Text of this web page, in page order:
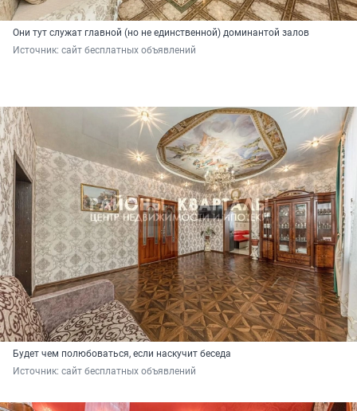
Они тут служат главной (но не единственной) доминантой залов
Источник: сайт бесплатных объявлений
Будет чем полюбоваться, если наскучит беседа
Источник: сайт бесплатных объявлений